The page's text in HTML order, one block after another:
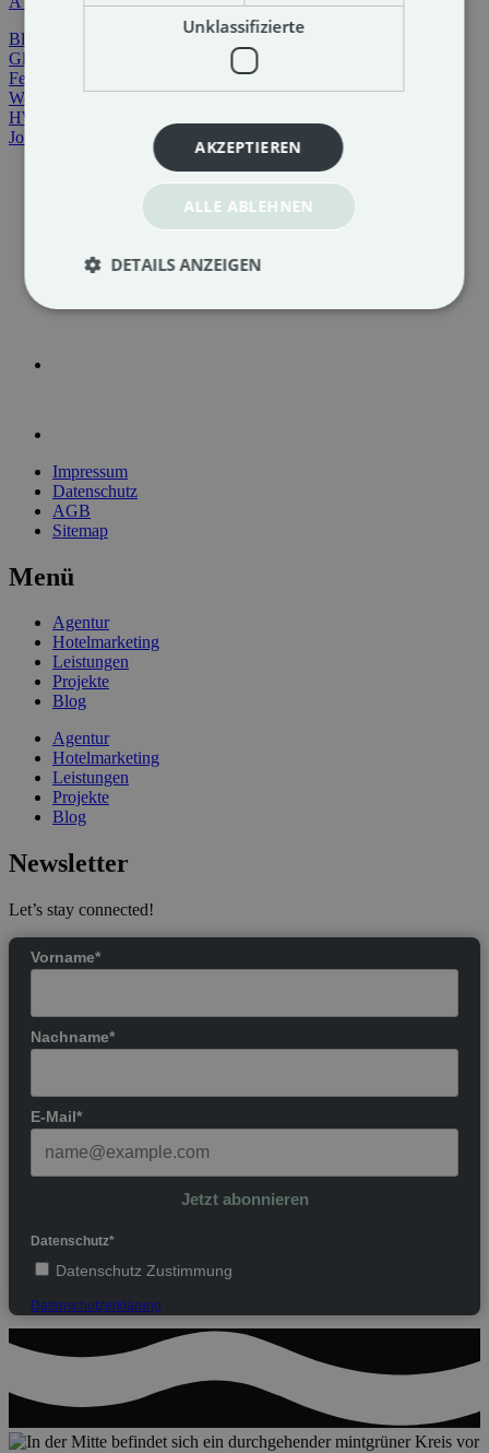
Blog
Glossar
Fernwartung
Webmail
HWM Cloud
Jobs
Impressum
Datenschutz
AGB
Sitemap
Menü
Agentur
Hotelmarketing
Leistungen
Projekte
Blog
Agentur
Hotelmarketing
Leistungen
Projekte
Blog
Newsletter
Let’s stay connected!
Vorname*
Nachname*
E-Mail*
Jetzt abonnieren
Datenschutz*
Datenschutz Zustimmung
Datenschutzerklärung
Unklassifizierte
AKZEPTIEREN
ALLE ABLEHNEN
DETAILS ANZEIGEN